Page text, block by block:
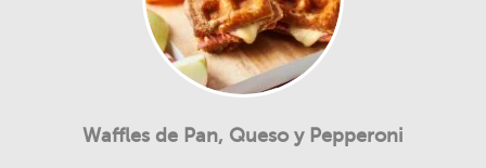
Waffles de Pan, Queso y Pepperoni